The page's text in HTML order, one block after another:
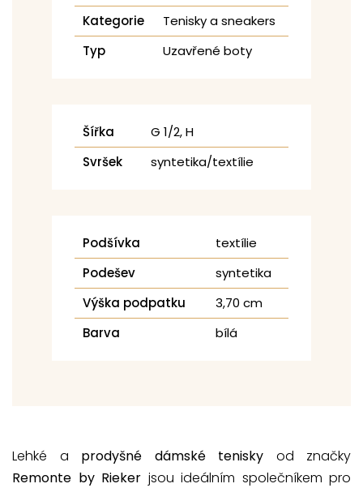
Kategorie
Tenisky a sneakers
Typ
Uzavřené boty
Šířka
G 1/2, H
Svršek
syntetika/textílie
Podšívka
textílie
Podešev
syntetika
Výška podpatku
3,70 cm
Barva
bílá
Lehké a prodyšné dámské tenisky od značky
Remonte by Rieker jsou ideálním společníkem pro